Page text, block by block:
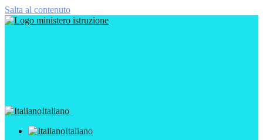
Salta al contenuto
Italiano
Italiano